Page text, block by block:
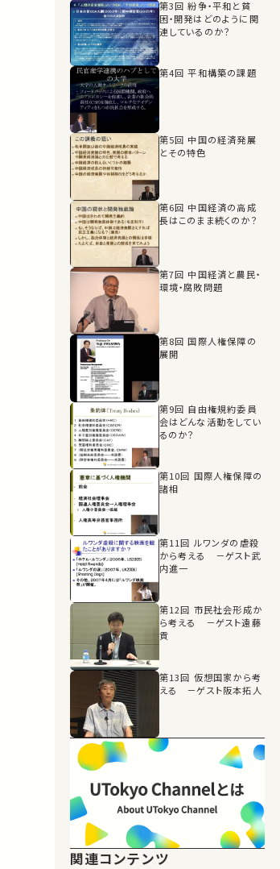
第3回 紛争・平和と貧
困・開発はどのように関
連しているのか？
第4回 平和構築の課題
第5回 中国の経済発展
とその特色
第6回 中国経済の高成
長はこのまま続くのか？
第7回 中国経済と農民・
環境・腐敗問題
第8回 国際人権保障の
展開
第9回 自由権規約委員
会はどんな活動をしてい
るのか？
第10回 国際人権保障の
諸相
第11回 ルワンダの虐殺
から考える －ゲスト武
内進一
第12回 市民社会形成か
ら考える －ゲスト遠藤
貢
第13回 仮想国家から考
える －ゲスト阪本拓人
関連コンテンツ